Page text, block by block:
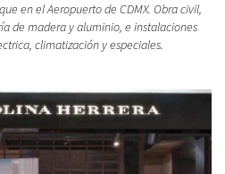
en el Aeropuerto de CDMX. Obra civil,
de madera y aluminio, e instalaciones
climatización y especiales.